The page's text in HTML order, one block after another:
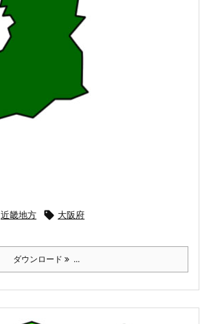
近畿地方  大阪府
ダウンロード ...